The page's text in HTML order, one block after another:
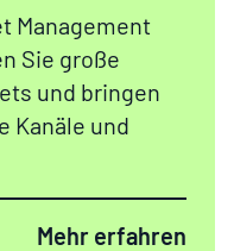
Management
Sie große
und bringen
Kanäle und
Mehr erfahren